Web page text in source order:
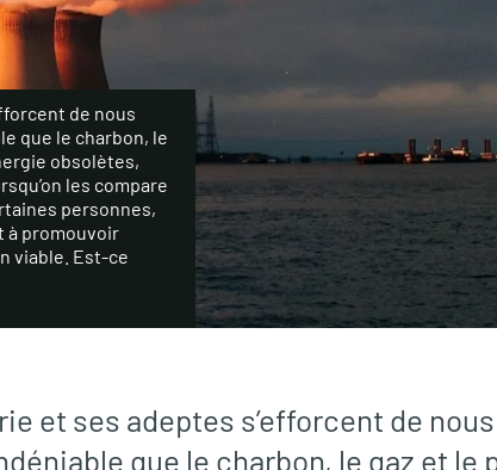
de nous
que le charbon, le
obsolètes,
les compare
personnes,
à promouvoir
viable. Est-ce
et ses adeptes s’efforcent de
que le charbon, le gaz et le